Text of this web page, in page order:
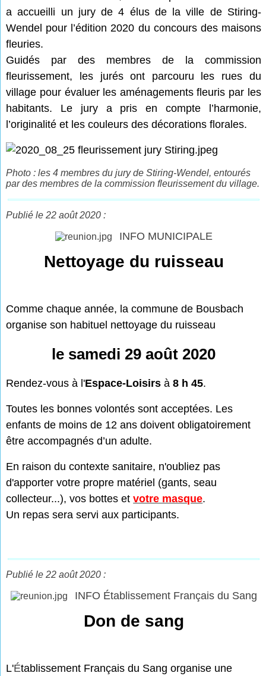
a accueilli un jury de 4 élus de la ville de Stiring-
Wendel pour l’édition 2020 du concours des maisons
fleuries.
Guidés par des membres de la commission
fleurissement, les jurés ont parcouru les rues du
village pour évaluer les aménagements fleuris par les
habitants. Le jury a pris en compte l’harmonie,
l’originalité et les couleurs des décorations florales.
Photo : les 4 membres du jury de Stiring-Wendel, entourés
par des membres de la commission fleurissement du village.
Publié le 22 août 2020 :
INFO MUNICIPALE
Nettoyage du ruisseau
Comme chaque année, la commune de Bousbach
organise son habituel nettoyage du ruisseau
le samedi 29 août 2020
Rendez-vous à l'Espace-Loisirs à8 h 45.
Toutes les bonnes volontés sont acceptées. Les
enfants de moins de 12 ans doivent obligatoirement
être accompagnés d’un adulte.
En raison du contexte sanitaire, n'oubliez pas
d'apporter votre propre matériel (gants, seau
collecteur...), vos bottes etvotre masque.
Un repas sera servi aux participants.
Publié le 22 août 2020 :
INFO Établissement Français du Sang
Don de sang
L'Établissement Français du Sang organise une